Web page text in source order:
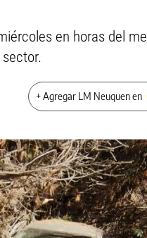
en horas del
+ Agregar LM Neuquen en